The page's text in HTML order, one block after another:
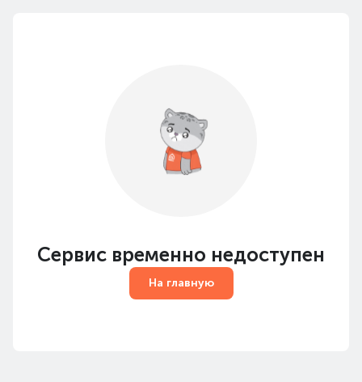
Сервис временно недоступен
На главную